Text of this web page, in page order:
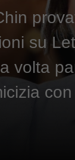
su
volta